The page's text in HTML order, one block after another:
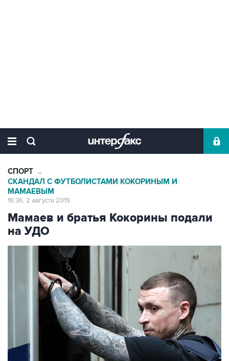
СПОРТ →
СКАНДАЛ С ФУТБОЛИСТАМИ КОКОРИНЫМ И
МАМАЕВЫМ
16:36, 2 августа 2019
Мамаев и братья Кокорины подали
на УДО